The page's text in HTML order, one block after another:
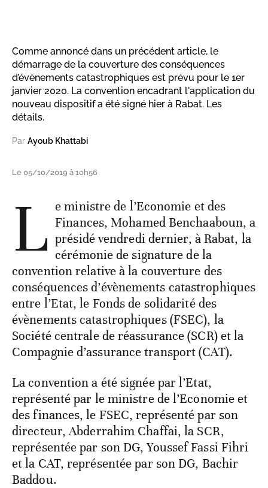
Comme annoncé dans un précédent article, le
démarrage de la couverture des conséquences
d’évènements catastrophiques est prévu pour le 1er
janvier 2020. La convention encadrant l'application du
nouveau dispositif a été signé hier à Rabat. Les
détails.
Par Ayoub Khattabi
Le 05/10/2019 à 10h56
L e ministre de l’Economie et des
Finances, Mohamed Benchaaboun, a
présidé vendredi dernier, à Rabat, la
cérémonie de signature de la
convention relative à la couverture des
conséquences d’évènements catastrophiques
entre l’Etat, le Fonds de solidarité des
évènements catastrophiques (FSEC), la
Société centrale de réassurance (SCR) et la
Compagnie d’assurance transport (CAT).
La convention a été signée par l’Etat,
représenté par le ministre de l’Economie et
des finances, le FSEC, représenté par son
directeur, Abderrahim Chaffai, la SCR,
représentée par son DG, Youssef Fassi Fihri
et la CAT, représentée par son DG, Bachir
Baddou.